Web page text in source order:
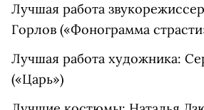
Лучшая работа
Горлов («Фонограмма
Лучшая работа художника:
(«Царь»)